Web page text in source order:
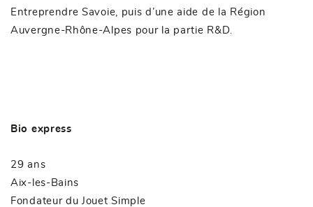
Entreprendre Savoie, puis d’une aide de la Région
Auvergne-Rhône-Alpes pour la partie R&D.
Bio express
29 ans
Aix-les-Bains
Fondateur du Jouet Simple